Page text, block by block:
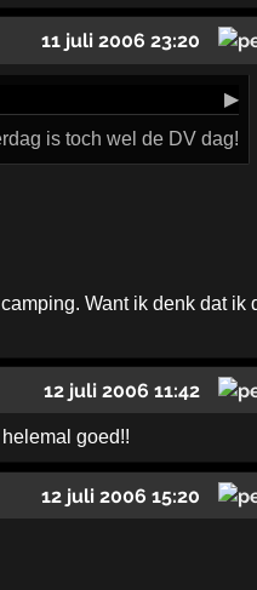
11 juli 2006 23:20
▶
is toch wel de DV dag!
Want ik denk dat ik
12 juli 2006 11:42
goed!!
12 juli 2006 15:20